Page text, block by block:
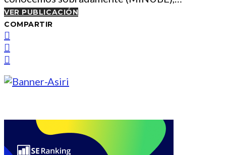
VER PUBLICACIÓN
COMPARTIR